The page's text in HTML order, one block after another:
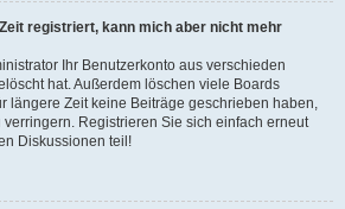
registriert, kann mich aber nicht mehr
Ihr Benutzerkonto aus verschieden
hat. Außerdem löschen viele Boards
längere Zeit keine Beiträge geschrieben haben,
Registrieren Sie sich einfach erneut
Diskussionen teil!